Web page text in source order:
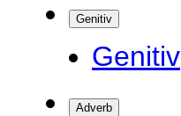
Genitiv
Genitiv
Adverb